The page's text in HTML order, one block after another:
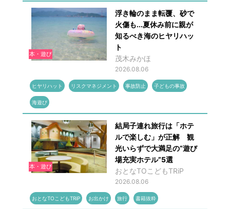
本・遊び
浮き輪のまま転覆、砂で
火傷も...夏休み前に親が
知るべき海のヒヤリハッ
ト
茂木みかほ
2026.08.06
ヒヤリハット リスクマネジメント 事故防止 子どもの事故
海遊び
本・遊び
結局子連れ旅行は「ホテ
ルで楽しむ」が正解 観
光いらずで大満足の“遊び
場充実ホテル”5選
おとなTOこどもTRiP
2026.08.06
おとなTOこどもTRiP お出かけ 旅行 書籍抜粋